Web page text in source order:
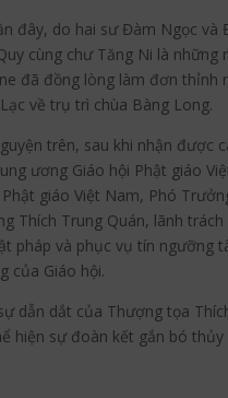
đây, do hai sư Đàm Ngọc
cùng chư Tăng Ni là những
đã đồng lòng làm đơn
về trụ trì chùa Bàng Long.
trên, sau khi nhận được
ương Giáo hội Phật giáo
giáo Việt Nam, Phó
Thích Trung Quán, lãnh
pháp và phục vụ tín ngưỡng
của Giáo hội.
dẫn dắt của Thượng tọa
hiện sự đoàn kết gắn bó